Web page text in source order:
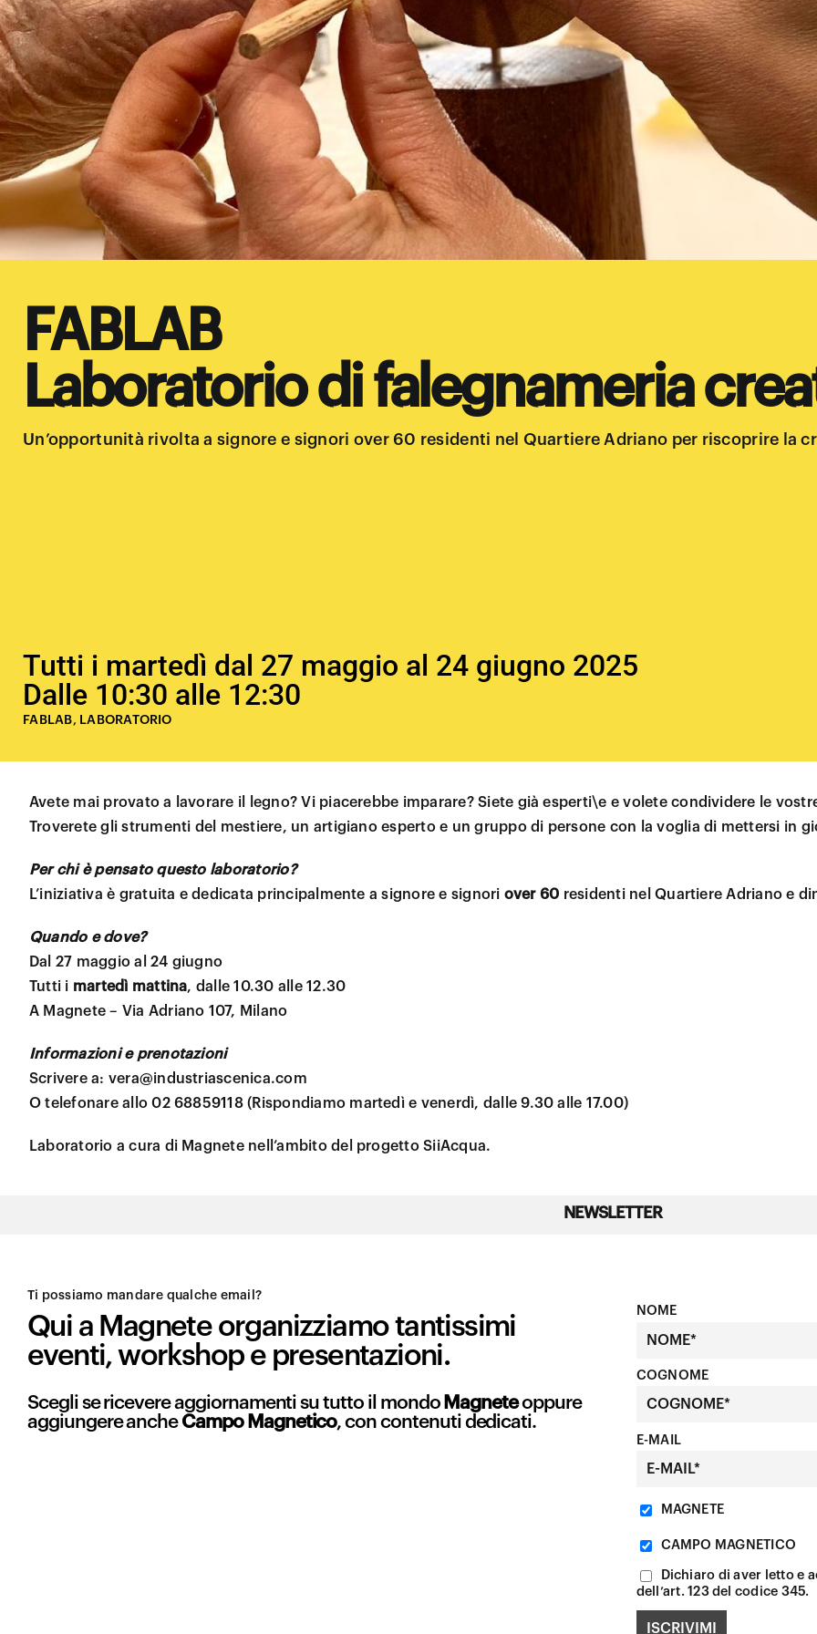
FABLAB
Laboratorio di falegnameria
Un’opportunità rivolta a signore e signori over 60 residenti nel Quartiere Adriano per riscoprire la
Tutti i martedì dal 27 maggio al 24 giugno 2025
Dalle 10:30 alle 12:30
FABLAB, LABORATORIO
Avete mai provato a lavorare il legno? Vi piacerebbe imparare? Siete già esperti\e e volete condividere le
Troverete gli strumenti del mestiere, un artigiano esperto e un gruppo di persone con la voglia di mettersi in
Per chi è pensato questo laboratorio?
L’iniziativa è gratuita e dedicata principalmente a signore e signori over 60 residenti nel Quartiere Adriano e
Quando e dove?
Dal 27 maggio al 24 giugno
Tutti i martedì mattina, dalle 10.30 alle 12.30
A Magnete – Via Adriano 107, Milano
Informazioni e prenotazioni
Scrivere a: vera@industriascenica.com
O telefonare allo 02 68859118 (Rispondiamo martedì e venerdì, dalle 9.30 alle 17.00)
Laboratorio a cura di Magnete nell’ambito del progetto SiiAcqua.
NEWSLETTER
Ti possiamo mandare qualche email?
Qui a Magnete organizziamo tantissimi
eventi, workshop e presentazioni.
Scegli se ricevere aggiornamenti su tutto il mondo Magneteoppure
aggiungere ancheCampo Magnetico, con contenuti dedicati.
NOME
COGNOME
E-MAIL
MAGNETE
CAMPO MAGNETICO
Dichiaro di aver letto e
dell’art. 123 del codice 345.